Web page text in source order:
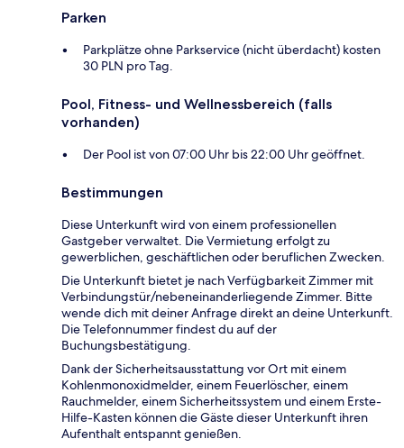
Parken
Parkplätze ohne Parkservice (nicht überdacht) kosten
30 PLN pro Tag.
Pool, Fitness- und Wellnessbereich (falls
vorhanden)
Der Pool ist von 07:00 Uhr bis 22:00 Uhr geöffnet.
Bestimmungen
Diese Unterkunft wird von einem professionellen
Gastgeber verwaltet. Die Vermietung erfolgt zu
gewerblichen, geschäftlichen oder beruflichen Zwecken.
Die Unterkunft bietet je nach Verfügbarkeit Zimmer mit
Verbindungstür/nebeneinanderliegende Zimmer. Bitte
wende dich mit deiner Anfrage direkt an deine Unterkunft.
Die Telefonnummer findest du auf der
Buchungsbestätigung.
Dank der Sicherheitsausstattung vor Ort mit einem
Kohlenmonoxidmelder, einem Feuerlöscher, einem
Rauchmelder, einem Sicherheitssystem und einem Erste-
Hilfe-Kasten können die Gäste dieser Unterkunft ihren
Aufenthalt entspannt genießen.